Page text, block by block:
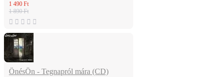
1 490 Ft
1 890 Ft
ÖnésÖn - Tegnapról mára (CD)